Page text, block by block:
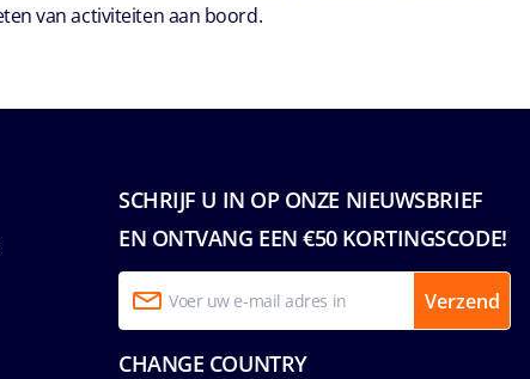
van activiteiten aan boord.
SCHRIJF U IN OP ONZE NIEUWSBRIEF
EN ONTVANG EEN €50 KORTINGSCODE!
Verzend
CHANGE COUNTRY